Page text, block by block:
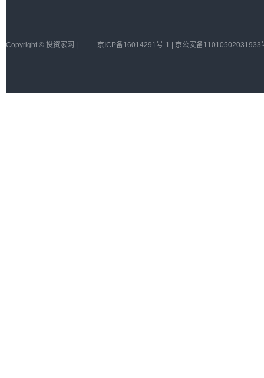
Copyright © 投资家网 | 京ICP备16014291号-1 | 京公安备11010502031933